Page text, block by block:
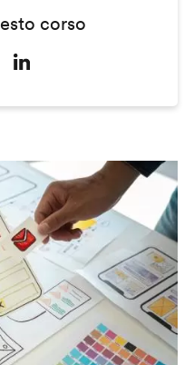
corso